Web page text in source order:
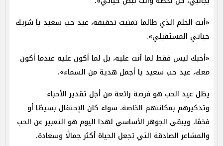
«أنت الحلم الذي طالما تمنيت تحقيقه، عيد حب سعيد يا شريك
حياتي المستقبلي».
«أحبك ليس فقط لما أنت عليه، بل لما أكون عليه عندما أكون
معك، عيد حب سعيد يا أجمل هدية من السماء».
يظل عيد الحب هو فرصة رائعة من أجل تقدير الأحباء
وتذكيرهم بمكانتهم الخاصة، سواء كان الإحتفال بسيطًا أو
فخمًا، ويبقى الجوهر الأساسي لهذا اليوم هو التعبير عن الحب
والمشاعر الصادقة التي تجعل الحياة أكثر جمالًا وسعادة.